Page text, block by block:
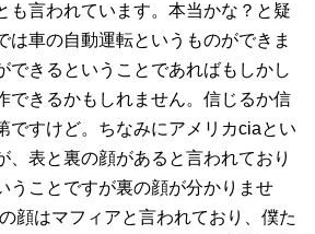
も言われています。本当かな？と疑
は車の自動運転というものができま
できるということであればもしかし
できるかもしれません。信じるか信
ですけど。ちなみにアメリカciaとい
、表と裏の顔があると言われており
うことですが裏の顔が分かりませ
顔はマフィアと言われており、僕た